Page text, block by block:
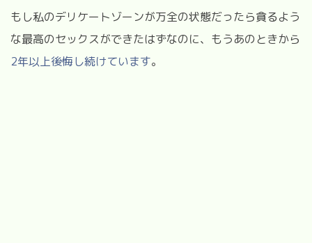
もし私のデリケートゾーンが万全の状態だったら貪るよう
な最高のセックスができたはずなのに、もうあのときから
2年以上後悔し続けています。